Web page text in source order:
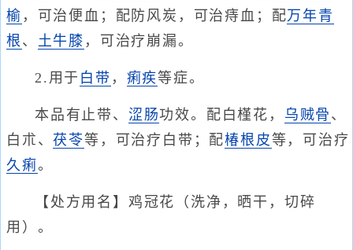
榆 ，可治便血；配防风炭，可治痔血；配万年青
根 、 土牛膝 ，可治疗崩漏。
2.用于 白带 ， 痢疾等症。
本品有止带、 涩肠功效。配白槿花， 乌贼骨 、
白朮、茯苓等，可治疗白带；配椿根皮等，可治疗
久痢。
【处方用名】鸡冠花（洗净，晒干，切碎
用）。